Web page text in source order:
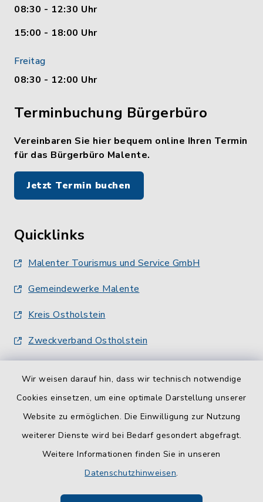
Wir weisen darauf hin, dass wir technisch notwendige
Cookies einsetzen, um eine optimale Darstellung unserer
Website zu ermöglichen. Die Einwilligung zur Nutzung
weiterer Dienste wird bei Bedarf gesondert abgefragt.
Weitere Informationen finden Sie in unseren
Datenschutzhinweisen.
08:30 - 12:30 Uhr
15:00 - 18:00 Uhr
Freitag
08:30 - 12:00 Uhr
Terminbuchung Bürgerbüro
Vereinbaren Sie hier bequem online Ihren Termin
für das Bürgerbüro Malente.
Jetzt Termin buchen
Quicklinks
Malenter Tourismus und Service GmbH
Gemeindewerke Malente
Kreis Ostholstein
Zweckverband Ostholstein
Barrierefreiheit